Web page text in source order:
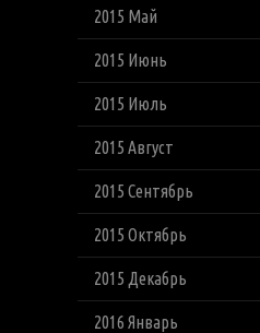
2015 Май
2015 Июнь
2015 Июль
2015 Август
2015 Сентябрь
2015 Октябрь
2015 Декабрь
2016 Январь